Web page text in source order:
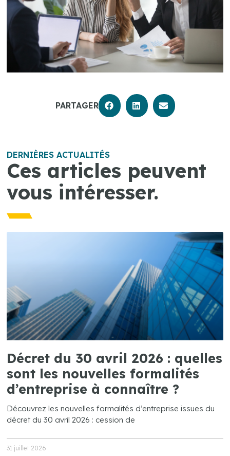
PARTAGER
DERNIÈRES ACTUALITÉS
Ces articles peuvent
vous intéresser.
Décret du 30 avril 2026 : quelles
sont les nouvelles formalités
d’entreprise à connaître ?
Découvrez les nouvelles formalités d’entreprise issues du
décret du 30 avril 2026 : cession de
31 juillet 2026